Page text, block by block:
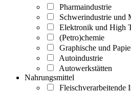
Pharmaindustrie
Schwerindustrie und
Elektronik und High
(Petro)chemie
Graphische und
Autoindustrie
Autowerkstätten
Nahrungsmittel
Fleischverarbeitende